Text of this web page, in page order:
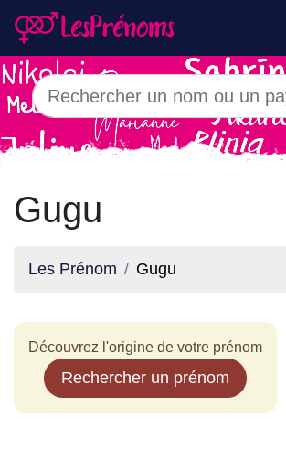
Gugu
Les Prénom Gugu
Découvrez l'origine de votre prénom
Rechercher un prénom